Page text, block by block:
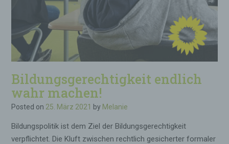
Bildungsgerechtigkeit endlich
wahr machen!
Posted on 25. März 2021 by Melanie
Bildungspolitik ist dem Ziel der Bildungsgerechtigkeit
verpflichtet. Die Kluft zwischen rechtlich gesicherter formaler